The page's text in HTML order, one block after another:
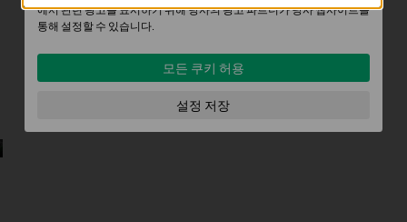
에서 관련 광고를 표시하기 위해 당사의 광고 파트너가 당사 웹사이트를
통해 설정할 수 있습니다.
모든 쿠키 허용
설정 저장